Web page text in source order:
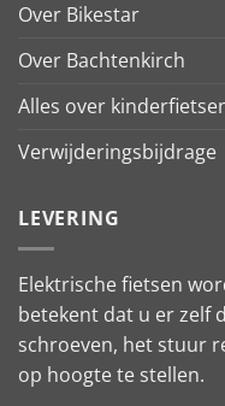
Over Bikestar
Over Bachtenkirch
Alles over
Verwijderingsbijdrage
LEVERING
Elektrische fietsen
betekent dat u er zelf
schroeven, het stuur
op hoogte te stellen.